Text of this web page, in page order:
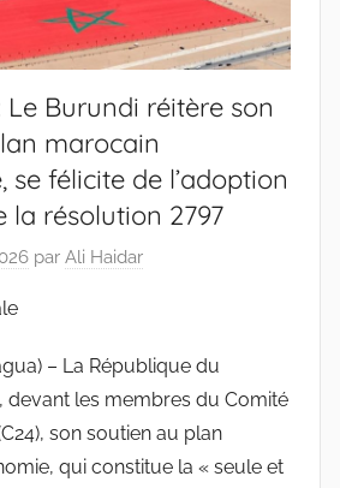
Burundi réitère son
marocain
se félicite de l’adoption
la résolution 2797
par Ali Haidar
– La République du
devant les membres du Comité
son soutien au plan
qui constitue la « seule et